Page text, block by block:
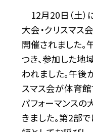
12月20日（土
大会・クリスマ
開催されました。
つき、参加した地
われました。午後
スマス会が体育
パフォーマンス
きました。第2部